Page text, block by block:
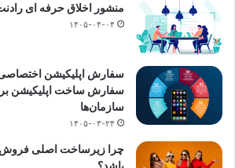
منشور اخلاق حرفه‌ ای
۱۴۰۵-۰۴-۰۴
سفارش اپلیکیشن
سفارش ساخت اپلیکیشن
سازمان‌ها
۱۴۰۵-۰۳-۲۴
چرا زیرساخت اصلی فروش